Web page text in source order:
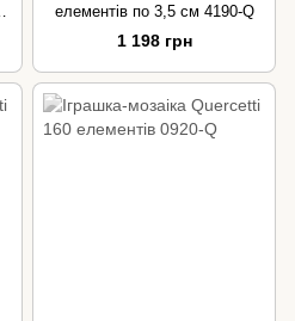
елементів по 3,5 см 4190-Q
1 198 грн